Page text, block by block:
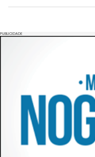
PUBLICIDADE